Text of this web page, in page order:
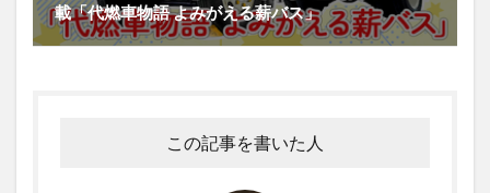
載「代燃車物語 よみがえる薪バス」
この記事を書いた人